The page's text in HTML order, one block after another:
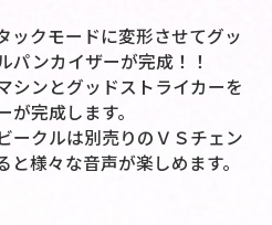
ックモードに変形させてグッ
パンカイザーが完成！！
シンとグッドストライカーを
完成します。
ークルは別売りのＶＳチェン
様々な音声が楽しめます。